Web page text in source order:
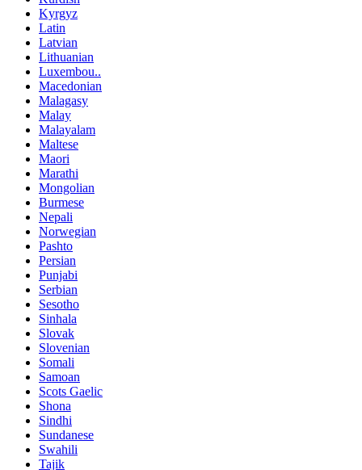
Kyrgyz
Latin
Latvian
Lithuanian
Luxembou..
Macedonian
Malagasy
Malay
Malayalam
Maltese
Maori
Marathi
Mongolian
Burmese
Nepali
Norwegian
Pashto
Persian
Punjabi
Serbian
Sesotho
Sinhala
Slovak
Slovenian
Somali
Samoan
Scots Gaelic
Shona
Sindhi
Sundanese
Swahili
Tajik